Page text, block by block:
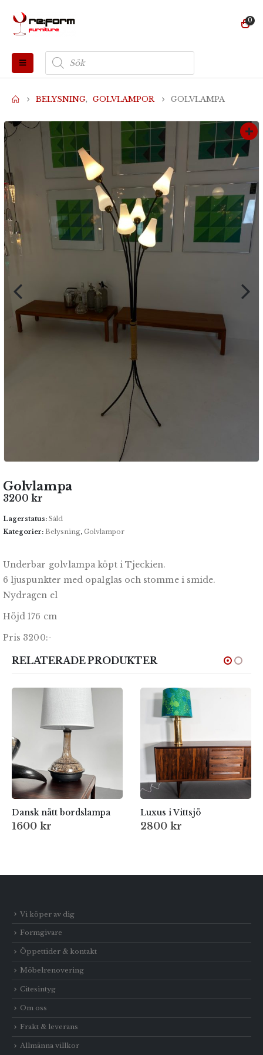
0
Produktsökning
BELYSNING, GOLVLAMPOR GOLVLAMPA
Golvlampa
3200 kr
Lagerstatus: Såld
Kategorier: Belysning, Golvlampor
Underbar golvlampa köpt i Tjeckien.
6 ljuspunkter med opalglas och stomme i smide.
Nydragen el
Höjd 176 cm
Pris 3200:-
RELATERADE PRODUKTER
Dansk nätt bordslampa
1600 kr
Luxus i Vittsjö
2800 kr
Vi köper av dig
Formgivare
Öppettider & kontakt
Möbelrenovering
Citesintyg
Om oss
Frakt & leverans
Allmänna villkor